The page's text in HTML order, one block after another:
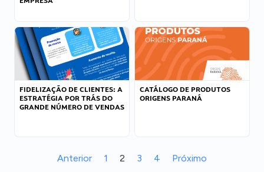
FIDELIZAÇÃO DE CLIENTES: A
ESTRATÉGIA POR TRÁS DO
GRANDE NÚMERO DE VENDAS
CATÁLOGO DE PRODUTOS
ORIGENS PARANÁ
Anterior 1 2 3 4 Próximo